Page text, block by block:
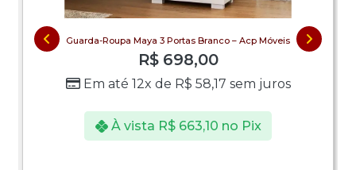
Guarda-Roupa Maya 3 Portas Branco – Acp Móveis
R$698,00
Em até 12x de R$ 58,17 sem juros
À vista R$663,10 no Pix